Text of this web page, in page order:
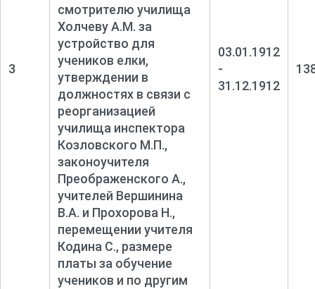
3
смотрителю училища
Холчеву А.М. за
устройство для
учеников елки,
утверждении в
должностях в связи с
реорганизацией
училища инспектора
Козловского М.П.,
законоучителя
Преображенского А.,
учителей Вершинина
В.А. и Прохорова Н.,
перемещении учителя
Кодина С., размере
платы за обучение
учеников и по другим
03.01.1912
-
31.12.1912